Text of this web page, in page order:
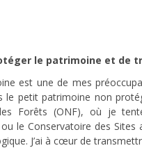
le patrimoine et de
est une de mes
petit patrimoine non
Forêts (ONF), où je
le Conservatoire des
J’ai à cœur de